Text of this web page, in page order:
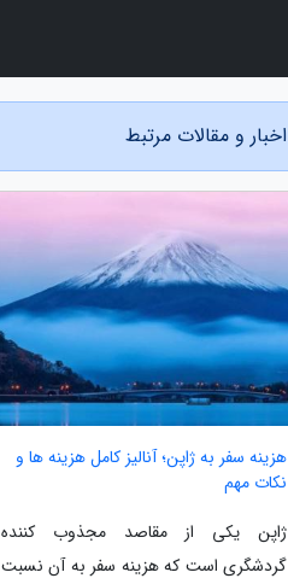
اخبار و مقالات مرتبط
هزینه سفر به ژاپن؛ آنالیز کامل هزینه ها و
نکات مهم
ژاپن یکی از مقاصد مجذوب کننده
گردشگری است که هزینه سفر به آن نسبت